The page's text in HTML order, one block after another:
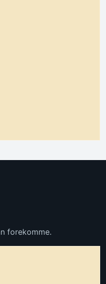
forekomme.